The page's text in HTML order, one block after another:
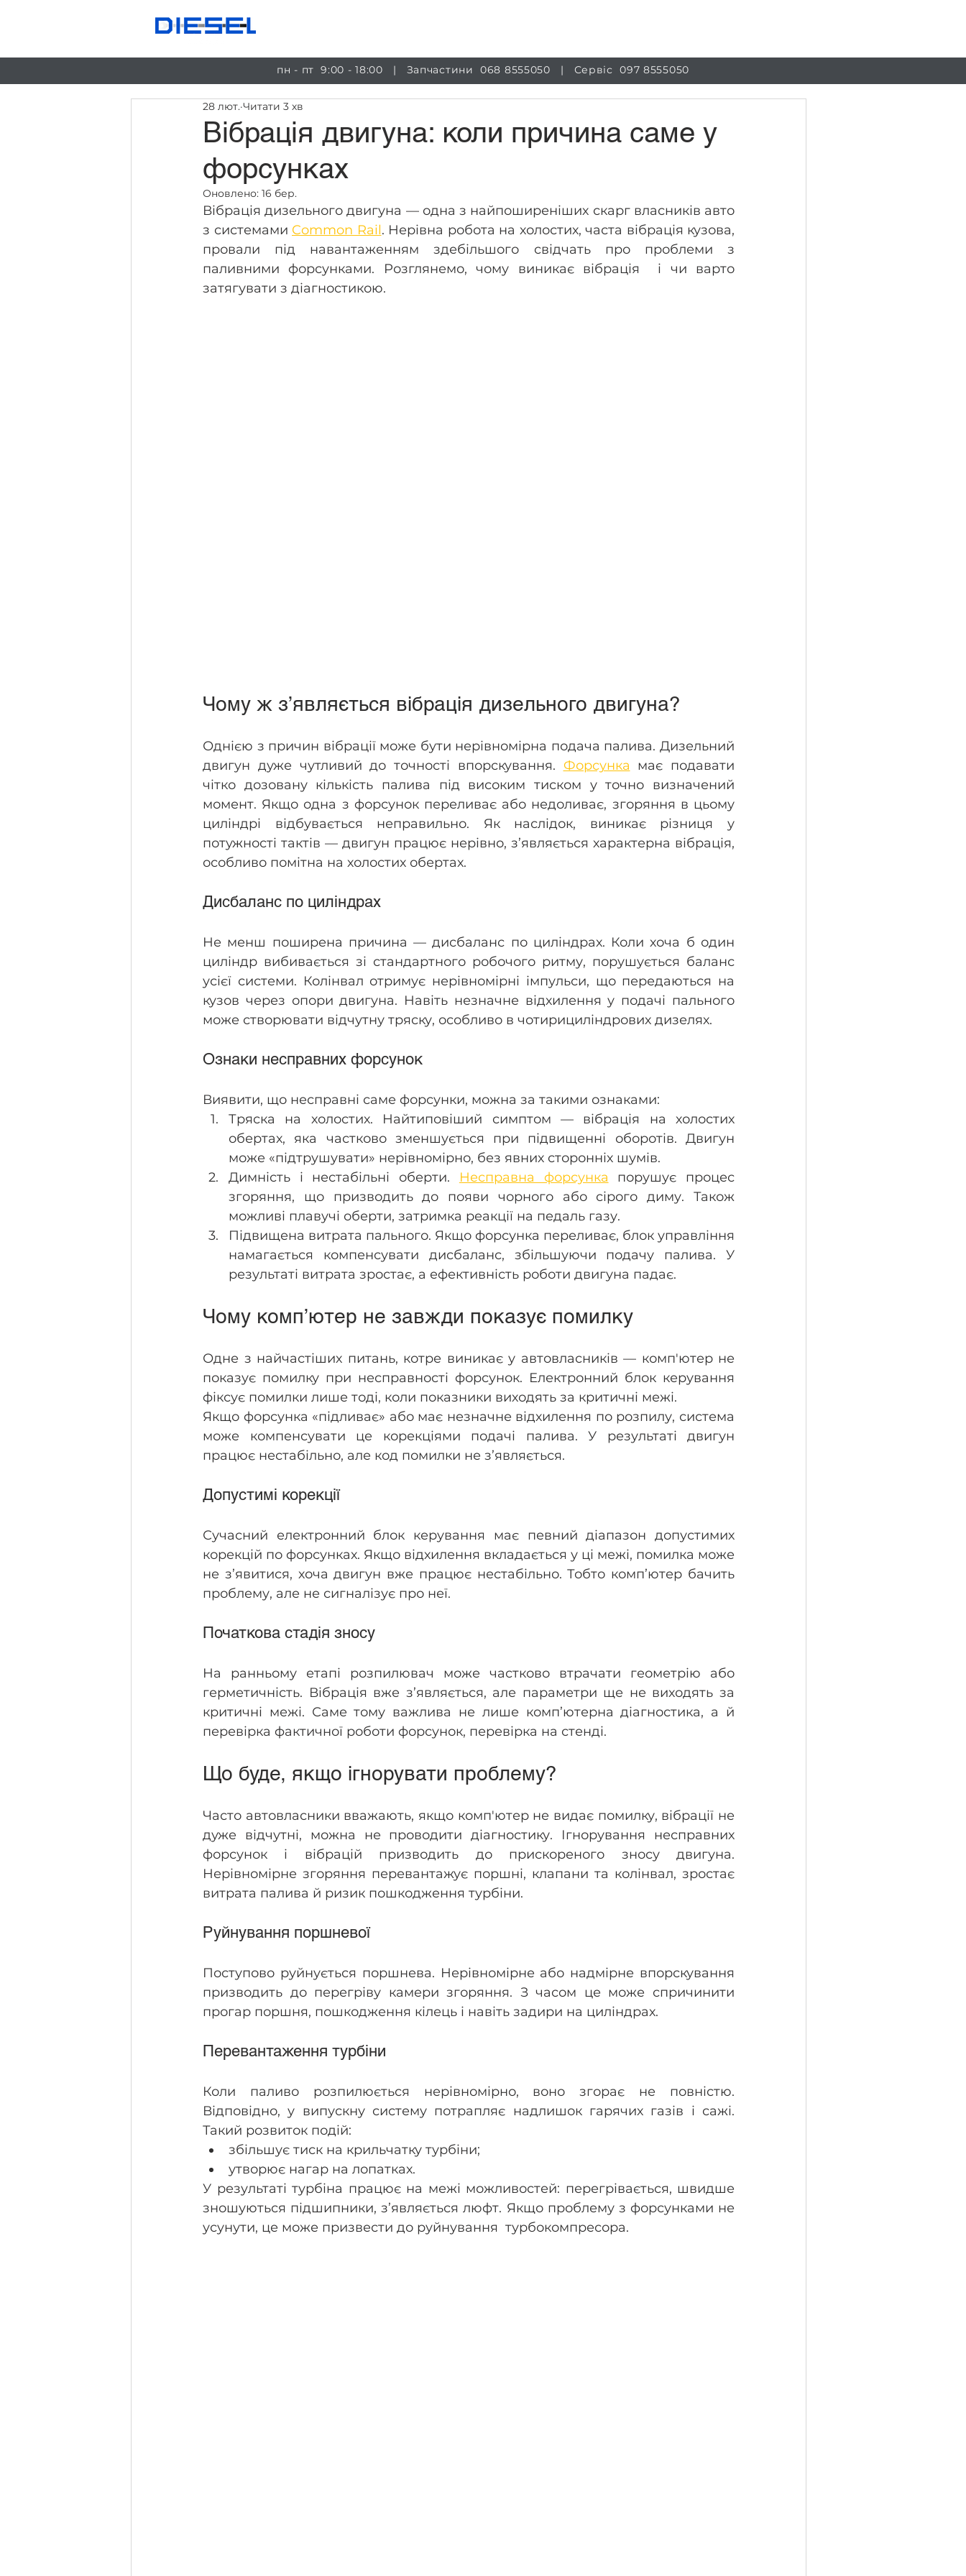
пн - пт 9:00 - 18:00 | Запчастини068 8555050 | Сервіс097 8555050
Вібрація двигуна: коли причина саме у
форсунках
28 лют. Читати 3 хв
Оновлено: 16 бер.
Вібрація дизельного двигуна — одна з найпоширеніших скарг власників авто
з системами Common Rail. Нерівна робота на холостих, часта вібрація кузова,
провали під навантаженням здебільшого свідчать про проблеми з
паливними форсунками. Розглянемо, чому виникає вібрація  і чи варто
затягувати з діагностикою.
Чому ж з’являється вібрація дизельного двигуна?
Однією з причин вібрації може бути нерівномірна подача палива. Дизельний
двигун дуже чутливий до точності впорскування. Форсунка має подавати
чітко дозовану кількість палива під високим тиском у точно визначений
момент. Якщо одна з форсунок переливає або недоливає, згоряння в цьому
циліндрі відбувається неправильно. Як наслідок, виникає різниця у
потужності тактів — двигун працює нерівно, з’являється характерна вібрація,
особливо помітна на холостих обертах.
Дисбаланс по циліндрах
Не менш поширена причина — дисбаланс по циліндрах. Коли хоча б один
циліндр вибивається зі стандартного робочого ритму, порушується баланс
усієї системи. Колінвал отримує нерівномірні імпульси, що передаються на
кузов через опори двигуна. Навіть незначне відхилення у подачі пального
може створювати відчутну тряску, особливо в чотирициліндрових дизелях.
Ознаки несправних форсунок
Виявити, що несправні саме форсунки, можна за такими ознаками:
Тряска на холостих. Найтиповіший симптом — вібрація на холостих
обертах, яка частково зменшується при підвищенні оборотів. Двигун
може «підтрушувати» нерівномірно, без явних сторонніх шумів.
Димність і нестабільні оберти. Несправна форсунка порушує процес
згоряння, що призводить до появи чорного або сірого диму. Також
можливі плавучі оберти, затримка реакції на педаль газу.
Підвищена витрата пального. Якщо форсунка переливає, блок управління
намагається компенсувати дисбаланс, збільшуючи подачу палива. У
результаті витрата зростає, а ефективність роботи двигуна падає.
Чому комп’ютер не завжди показує помилку
Одне з найчастіших питань, котре виникає у автовласників — комп'ютер не
показує помилку при несправності форсунок. Електронний блок керування
фіксує помилки лише тоді, коли показники виходять за критичні межі.
Якщо форсунка «підливає» або має незначне відхилення по розпилу, система
може компенсувати це корекціями подачі палива. У результаті двигун
працює нестабільно, але код помилки не з’являється.
Допустимі корекції
Сучасний електронний блок керування має певний діапазон допустимих
корекцій по форсунках. Якщо відхилення вкладається у ці межі, помилка може
не з’явитися, хоча двигун вже працює нестабільно. Тобто комп’ютер бачить
проблему, але не сигналізує про неї.
Початкова стадія зносу
На ранньому етапі розпилювач може частково втрачати геометрію або
герметичність. Вібрація вже з’являється, але параметри ще не виходять за
критичні межі. Саме тому важлива не лише комп’ютерна діагностика, а й
перевірка фактичної роботи форсунок, перевірка на стенді.
Що буде, якщо ігнорувати проблему?
Часто автовласники вважають, якщо комп'ютер не видає помилку, вібрації не
дуже відчутні, можна не проводити діагностику. Ігнорування несправних
форсунок і вібрацій призводить до прискореного зносу двигуна.
Нерівномірне згоряння перевантажує поршні, клапани та колінвал, зростає
витрата палива й ризик пошкодження турбіни.
Руйнування поршневої
Поступово руйнується поршнева. Нерівномірне або надмірне впорскування
призводить до перегріву камери згоряння. З часом це може спричинити
прогар поршня, пошкодження кілець і навіть задири на циліндрах.
Перевантаження турбіни
Коли паливо розпилюється нерівномірно, воно згорає не повністю.
Відповідно, у випускну систему потрапляє надлишок гарячих газів і сажі.
Такий розвиток подій:
збільшує тиск на крильчатку турбіни;
утворює нагар на лопатках.
У результаті турбіна працює на межі можливостей: перегрівається, швидше
зношуються підшипники, з’являється люфт. Якщо проблему з форсунками не
усунути, це може призвести до руйнування  турбокомпресора.